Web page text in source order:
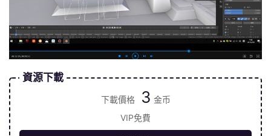
資源下載
下載價格 3 金币
VIP免費